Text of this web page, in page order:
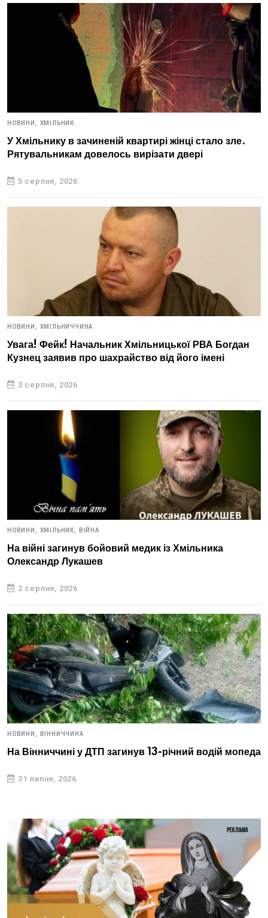
НОВИНИ, ХМІЛЬНИК
У Хмільнику в зачиненій квартирі жінці стало зле.
Рятувальникам довелось вирізати двері
5 серпня, 2026
НОВИНИ, ХМІЛЬНИЧЧИНА
Увага! Фейк! Начальник Хмільницької РВА Богдан
Кузнец заявив про шахрайство від його імені
3 серпня, 2026
НОВИНИ, ХМІЛЬНИК, ВІЙНА
На війні загинув бойовий медик із Хмільника
Олександр Лукашев
2 серпня, 2026
НОВИНИ, ВІННИЧЧИНА
На Вінниччині у ДТП загинув 13-річний водій мопеда
31 липня, 2026